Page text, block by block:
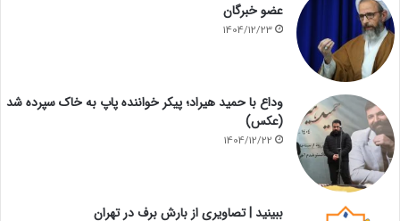
عضو خبرگان
1404/12/23
وداع با حمید هیراد؛ پیکر خواننده پاپ به خاک سپرده شد
(عکس)
1404/12/22
ببینید | تصاویری از بارش برف در تهران